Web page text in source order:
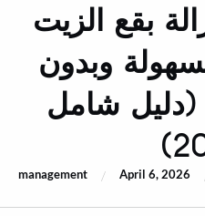
بقع الزيت
وبدون
شامل
management / April 6, 2026